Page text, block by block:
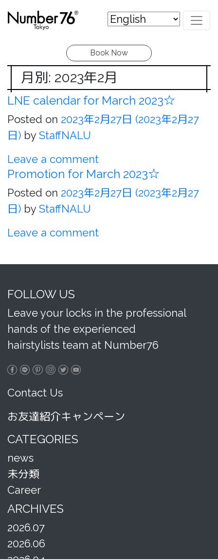
Book Now
月別: 2023年2月
LNE calendar for March 2023☆
Posted on 2023年2月27日 (2023年2月27
日) by StaffNALU
Leave a comment
Promotion for March 2023☆
Posted on 2023年2月27日 (2023年2月27
日) by StaffNALU
Leave a comment
FOLLOW US
Leave your locks in the professional
hands of the experienced
hairstylists team at Number76
Contact Us
お友達紹介キャンペーン
CATEGORIES
news
未分類
Career
ARCHIVES
2026.07
2026.06